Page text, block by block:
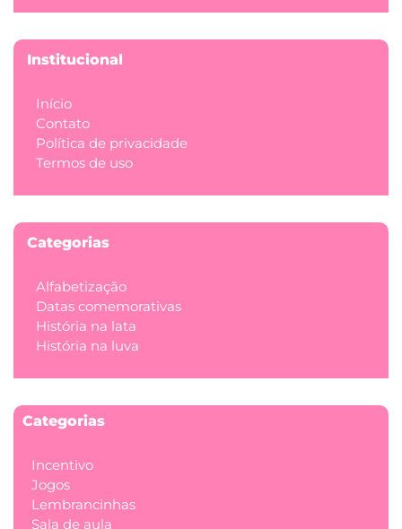
Institucional
Início
Contato
Política de privacidade
Termos de uso
Categorias
Alfabetização
Datas comemorativas
História na lata
História na luva
Categorias
Incentivo
Jogos
Lembrancinhas
Sala de aula